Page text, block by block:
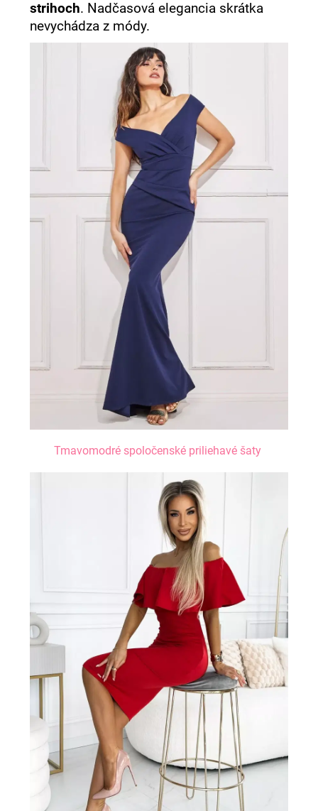
strihoch. Nadčasová elegancia skrátka
nevychádza z módy.
Tmavomodré spoločenské priliehavé šaty